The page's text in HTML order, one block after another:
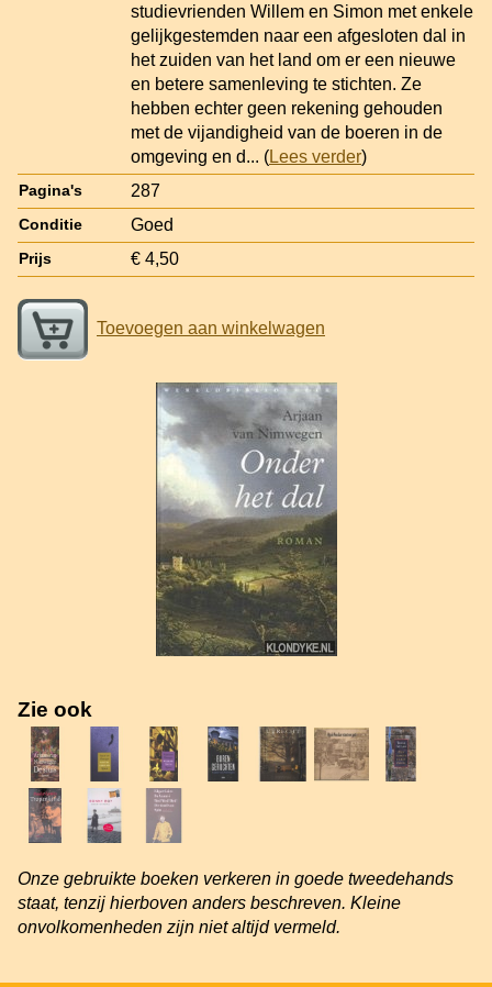
studievrienden Willem en Simon met enkele
gelijkgestemden naar een afgesloten dal in
het zuiden van het land om er een nieuwe
en betere samenleving te stichten. Ze
hebben echter geen rekening gehouden
met de vijandigheid van de boeren in de
omgeving en d... (Lees verder)
Pagina's 287
Conditie Goed
Prijs € 4,50
Toevoegen aan winkelwagen
Zie ook
Onze gebruikte boeken verkeren in goede tweedehands
staat, tenzij hierboven anders beschreven. Kleine
onvolkomenheden zijn niet altijd vermeld.